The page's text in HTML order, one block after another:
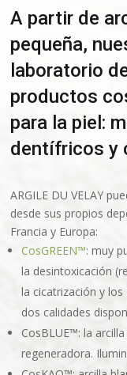
A partir de
pequeña,
laboratorio
productos
para la piel:
dentífricos y
ARGILE DU VELAY
desde sus propios
Francia y Europa:
CosGREEN™: muy
la desintoxicación
la cicatrización y
dos calidades
CosBLUE™: la
regeneradora.